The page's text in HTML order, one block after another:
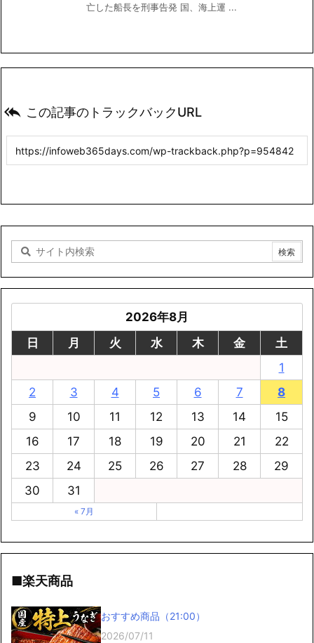
亡した船長を刑事告発 国、海上運 ...
 この記事のトラックバックURL
2026年8月
日
月 火 水 木 金
土
1
2
3 4 5 6 7
8
9
10 11 12 13 14
15
16
17 18 19 20 21
22
23
24 25 26 27 28
29
30
31
« 7月
■楽天商品
おすすめ商品（21:00）
2026/07/11